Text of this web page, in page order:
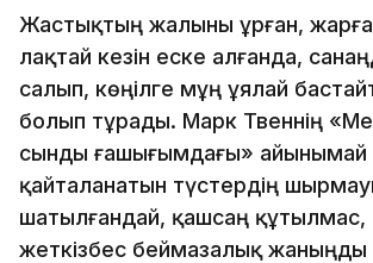
Жастықтың жалыны ұрған, жарға
лақтай кезін еске алғанда,
салып, көңілге мұң ұялай
болып тұрады. Марк Твеннің
сынды ғашығымдағы» айынымай
қайталанатын түстердің
шатылғандай, қашсаң құтылмас,
жеткізбес беймазалық